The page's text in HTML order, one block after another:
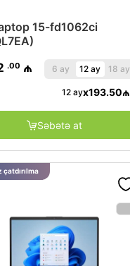
15-fd1062ci
.00 ₼ 6 ay 12 ay 18 ay
12 ayx193.50₼
Səbətə at
çatdırılma